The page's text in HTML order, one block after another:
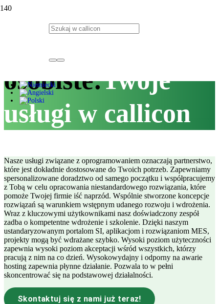
osobiste:Twoje
usługi w callicon
Nasze usługi związane z oprogramowaniem oznaczają partnerstwo,
które jest dokładnie dostosowane do Twoich potrzeb. Zapewniamy
spersonalizowane doradztwo od samego początku i współpracujemy
z Tobą w celu opracowania niestandardowego rozwiązania, które
pomoże Twojej firmie iść naprzód. Wspólnie stworzone koncepcje
rozwiązań są warunkiem wstępnym udanego rozwoju i wdrożenia.
Wraz z kluczowymi użytkownikami nasz doświadczony zespół
zadba o kompetentne wdrożenie i szkolenie. Dzięki naszym
ustandaryzowanym portalom SI, aplikacjom i rozwiązaniom MES,
projekty mogą być wdrażane szybko. Wysoki poziom użyteczności
zapewnia wysoki poziom akceptacji wśród wszystkich, którzy
pracują z nim na co dzień. Wysokowydajny i odporny na awarie
hosting zapewnia płynne działanie. Pozwala to w pełni
skoncentrować się na podstawowej działalności.
Skontaktuj się z nami już teraz!